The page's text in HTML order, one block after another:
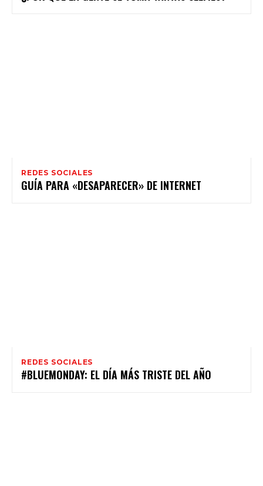
REDES SOCIALES
REDES SOCIALES
#BLUEMONDAY: EL DÍA MÁS TRISTE DEL AÑO